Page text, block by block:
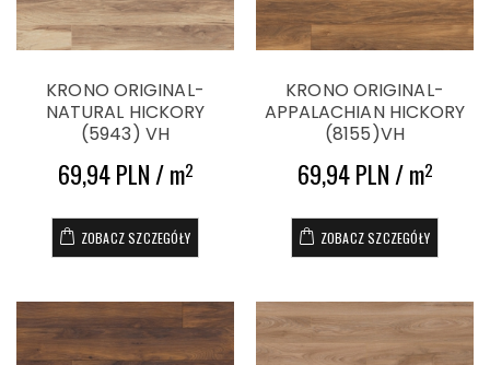
KRONO ORIGINAL-
NATURAL HICKORY
(5943) VH
69,94 PLN / m2
ZOBACZ SZCZEGÓŁY
KRONO ORIGINAL-
APPALACHIAN HICKORY
(8155)VH
69,94 PLN / m2
ZOBACZ SZCZEGÓŁY